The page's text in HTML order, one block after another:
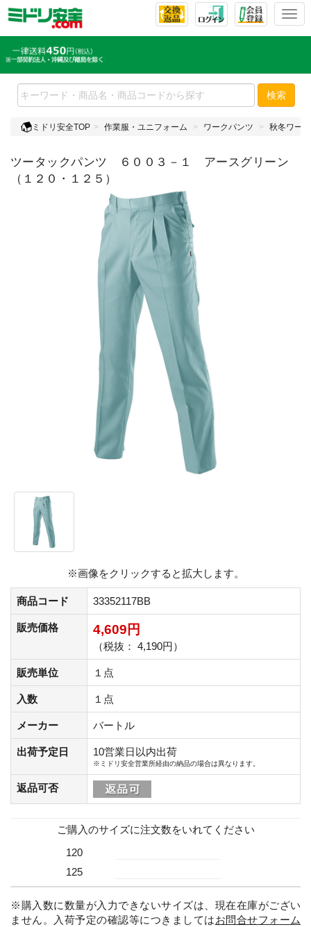
T
l
e
n
v
検索
ミドリ安全TOP 作業服・ユニフォーム ワークパンツ 秋冬ワー
ツータックパンツ ６００３－１ アースグリーン
（１２０・１２５）
※画像をクリックすると拡大します。
商品コード 33352117BB
販売価格 4,609円
（税抜： 4,190円）
販売単位 １点
入数 １点
メーカー バートル
出荷予定日 10営業日以内出荷
※ミドリ安全営業所経由の納品の場合は異なります。
返品可否
ご購入のサイズに注文数をいれてください
120
125
※購入数に数量が入力できないサイズは、現在在庫がござい
ません。入荷予定の確認等につきましてはお問合せフォーム